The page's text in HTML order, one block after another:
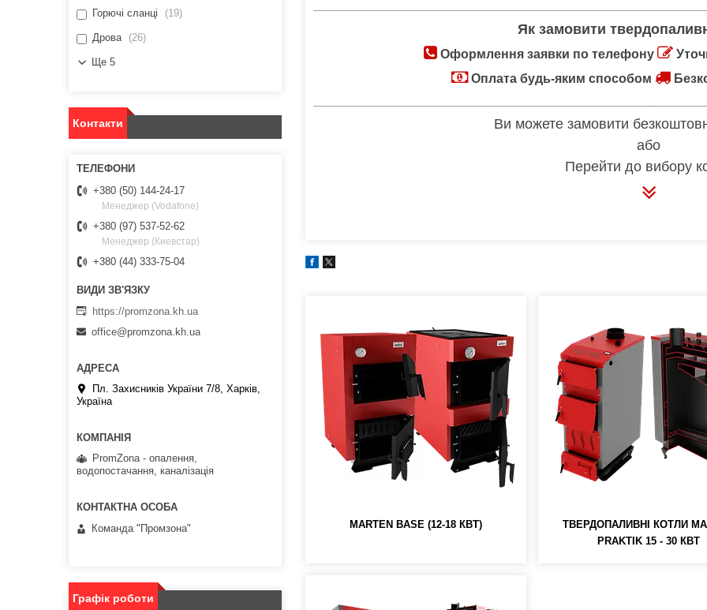
Як замовити
Оформлення заявки по телефону
Оплата будь-яким способом
Ви можете замовити
або
Перейти до вибору
MARTEN BASE (12-18 КВТ)
ТВЕРДОПАЛИВНІ КОТЛИ
PRAKTIK 15 - 30 КВТ
Горючі сланці 19
Дрова 26
Ще 5
Контакти
+380 (50) 144-24-17
Менеджер (Vodafone)
+380 (97) 537-52-62
Менеджер (Киевстар)
+380 (44) 333-75-04
https://promzona.kh.ua
office@promzona.kh.ua
Пл. Захисників України 7/8, Харків,
Україна
PromZona - опалення,
водопостачання, каналізація
Команда "Промзона"
Графік роботи